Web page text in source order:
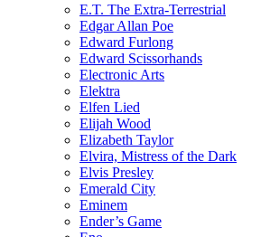
E.T. The Extra-Terrestrial
Edgar Allan Poe
Edward Furlong
Edward Scissorhands
Electronic Arts
Elektra
Elfen Lied
Elijah Wood
Elizabeth Taylor
Elvira, Mistress of the Dark
Elvis Presley
Emerald City
Eminem
Ender’s Game